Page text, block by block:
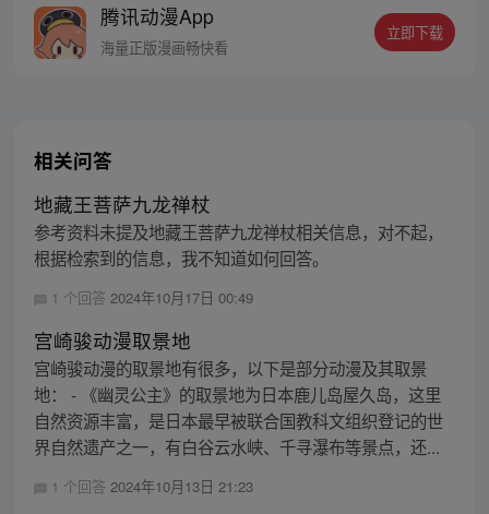
腾讯动漫App
海量正版漫画畅快看
立即下载
相关问答
地藏王菩萨九龙禅杖
参考资料未提及地藏王菩萨九龙禅杖相关信息，对不起，
根据检索到的信息，我不知道如何回答。
1 个回答 2024年10月17日 00:49
宫崎骏动漫取景地
宫崎骏动漫的取景地有很多，以下是部分动漫及其取景
地： - 《幽灵公主》的取景地为日本鹿儿岛屋久岛，这里
自然资源丰富，是日本最早被联合国教科文组织登记的世
界自然遗产之一，有白谷云水峡、千寻瀑布等景点，还...
1 个回答 2024年10月13日 21:23